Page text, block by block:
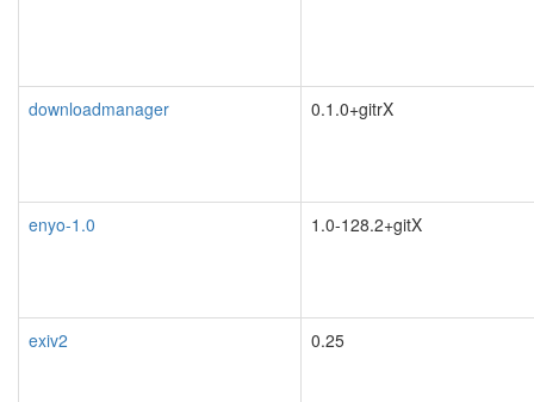
downloadmanager 0.1.0+gitrX
enyo-1.0 1.0-128.2+gitX
exiv2 0.25